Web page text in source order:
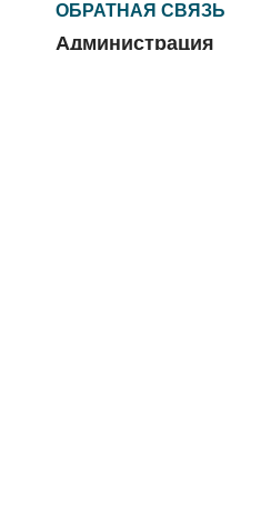
ОБРАТНАЯ СВЯЗЬ
Администрация